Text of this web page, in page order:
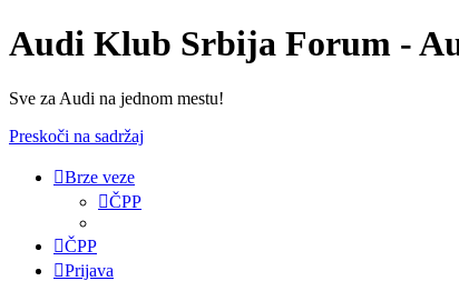
Audi Klub Srbija Forum -
Sve za Audi na jednom mestu!
Preskoči na sadržaj
Brze veze
ČPP
ČPP
Prijava